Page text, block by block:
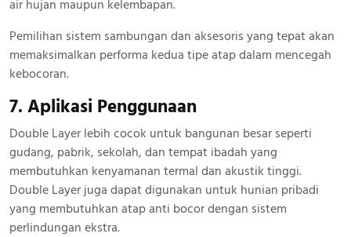
air hujan maupun kelembapan.
Pemilihan sistem sambungan dan aksesoris yang tepat akan
memaksimalkan performa kedua tipe atap dalam mencegah
kebocoran.
7. Aplikasi Penggunaan
Double Layer lebih cocok untuk bangunan besar seperti
gudang, pabrik, sekolah, dan tempat ibadah yang
membutuhkan kenyamanan termal dan akustik tinggi.
Double Layer juga dapat digunakan untuk hunian pribadi
yang membutuhkan atap anti bocor dengan sistem
perlindungan ekstra.